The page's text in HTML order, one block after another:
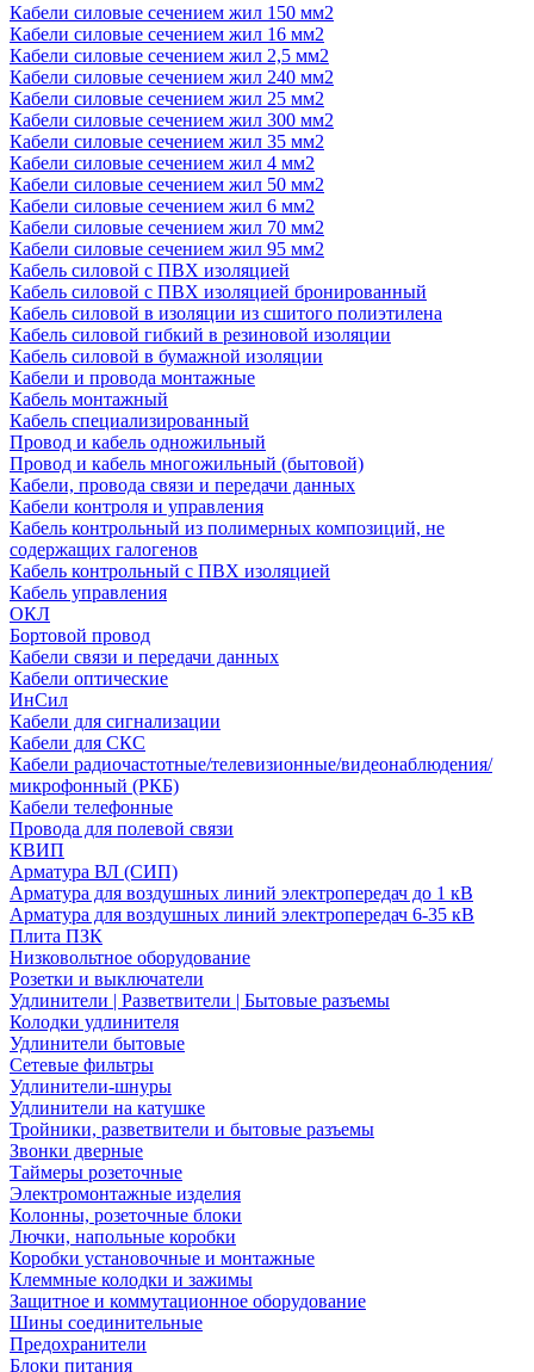
Кабели силовые сечением жил 150 мм2
Кабели силовые сечением жил 16 мм2
Кабели силовые сечением жил 2,5 мм2
Кабели силовые сечением жил 240 мм2
Кабели силовые сечением жил 25 мм2
Кабели силовые сечением жил 300 мм2
Кабели силовые сечением жил 35 мм2
Кабели силовые сечением жил 4 мм2
Кабели силовые сечением жил 50 мм2
Кабели силовые сечением жил 6 мм2
Кабели силовые сечением жил 70 мм2
Кабели силовые сечением жил 95 мм2
Кабель силовой с ПВХ изоляцией
Кабель силовой с ПВХ изоляцией бронированный
Кабель силовой в изоляции из сшитого полиэтилена
Кабель силовой гибкий в резиновой изоляции
Кабель силовой в бумажной изоляции
Кабели и провода монтажные
Кабель монтажный
Кабель специализированный
Провод и кабель одножильный
Провод и кабель многожильный (бытовой)
Кабели, провода связи и передачи данных
Кабели контроля и управления
Кабель контрольный из полимерных композиций, не
содержащих галогенов
Кабель контрольный с ПВХ изоляцией
Кабель управления
ОКЛ
Бортовой провод
Кабели связи и передачи данных
Кабели оптические
ИнСил
Кабели для сигнализации
Кабели для СКС
Кабели радиочастотные/телевизионные/видеонаблюдения/
микрофонный (РКБ)
Кабели телефонные
Провода для полевой связи
КВИП
Арматура ВЛ (СИП)
Арматура для воздушных линий электропередач до 1 кВ
Арматура для воздушных линий электропередач 6-35 кВ
Плита ПЗК
Низковольтное оборудование
Розетки и выключатели
Удлинители | Разветвители | Бытовые разъемы
Колодки удлинителя
Удлинители бытовые
Сетевые фильтры
Удлинители-шнуры
Удлинители на катушке
Тройники, разветвители и бытовые разъемы
Звонки дверные
Таймеры розеточные
Электромонтажные изделия
Колонны, розеточные блоки
Лючки, напольные коробки
Коробки установочные и монтажные
Клеммные колодки и зажимы
Защитное и коммутационное оборудование
Шины соединительные
Предохранители
Блоки питания